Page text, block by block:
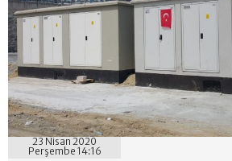
23 Nisan 2020
Perşembe 14:16